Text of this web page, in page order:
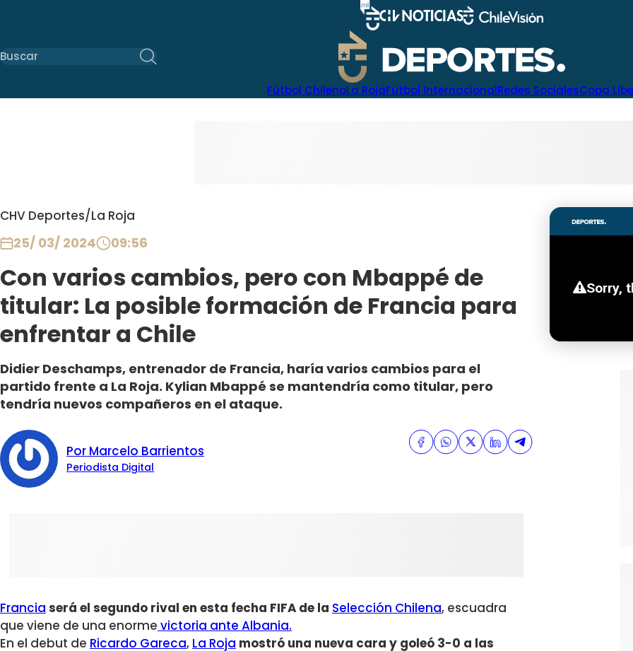
Fútbol ChilenoLa RojaFútbol InternacionalRedes SocialesCopa
CHV Deportes/La Roja
25/ 03/ 2024 09:56
Con varios cambios, pero con Mbappé de
titular: La posible formación de Francia para
enfrentar a Chile
Didier Deschamps, entrenador de Francia, haría varios cambios para el
partido frente a La Roja. Kylian Mbappé se mantendría como titular, pero
tendría nuevos compañeros en el ataque.
Por Marcelo Barrientos
Periodista Digital
Francia será el segundo rival en esta fecha FIFA de la Selección Chilena, escuadra
que viene de una enorme victoria ante Albania.
En el debut de Ricardo Gareca, La Roja mostró una nueva cara y goleó 3-0 a las